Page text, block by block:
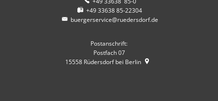
+49 33638 85-22304
buergerservice@ruedersdorf.de
Postanschrift:
Postfach 07
15558 Rüdersdorf bei Berlin